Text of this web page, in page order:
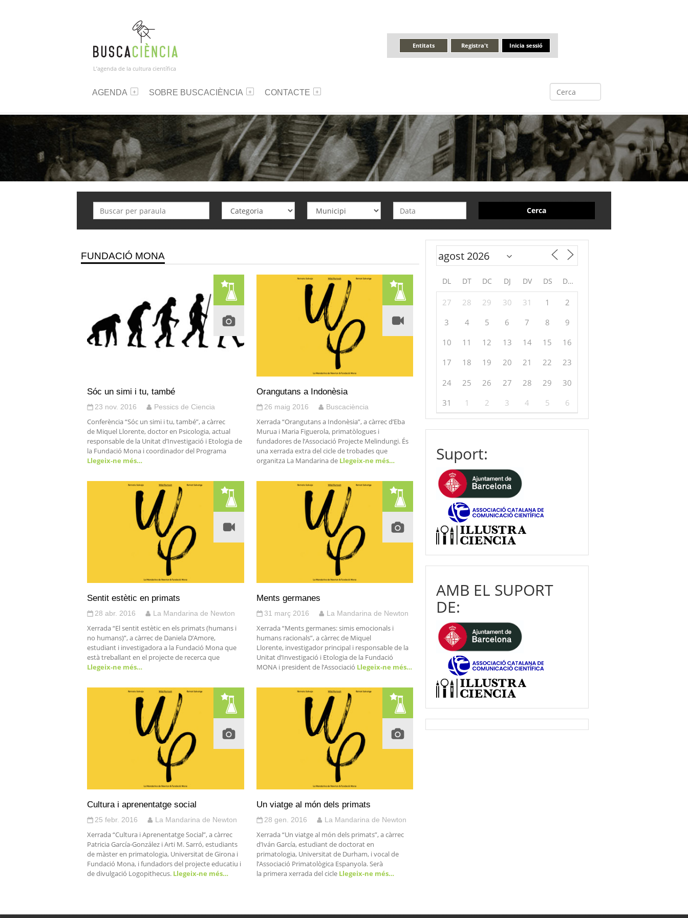
L’agenda de la cultura científica
Inicia sessió
Registra't
Entitats
AGENDA SOBRE BUSCACIÈNCIA CONTACTE
Cerca
FUNDACIÓ MONA
Sóc un simi i tu, també
23 nov. 2016 Pessics de Ciencia
Conferència “Sóc un simi i tu, també”, a càrrec
de Miquel Llorente, doctor en Psicologia, actual
responsable de la Unitat d’Investigació i Etologia de
la Fundació Mona i coordinador del Programa
Llegeix-ne més…
Orangutans a Indonèsia
26 maig 2016 Buscaciència
Xerrada “Orangutans a Indonèsia”, a càrrec d’Eba
Murua i Maria Figuerola, primatòlogues i
fundadores de l’Associació Projecte Melindungi. És
una xerrada extra del cicle de trobades que
organitza La Mandarina deLlegeix-ne més…
Sentit estètic en primats
28 abr. 2016 La Mandarina de Newton
Xerrada “El sentit estètic en els primats (humans i
no humans)”, a càrrec de Daniela D’Amore,
estudiant i investigadora a la Fundació Mona que
està treballant en el projecte de recerca que
Llegeix-ne més…
Ments germanes
31 març 2016 La Mandarina de Newton
Xerrada “Ments germanes: simis emocionals i
humans racionals”, a càrrec de Miquel
Llorente, investigador principal i responsable de la
Unitat d’Investigació i Etologia de la Fundació
MONA i president de l’Associació Llegeix-ne més…
Cultura i aprenentatge social
25 febr. 2016 La Mandarina de Newton
Xerrada “Cultura i Aprenentatge Social”, a càrrec
Patricia García-González i Arti M. Sarró, estudiants
de màster en primatologia, Universitat de Girona i
Fundació Mona, i fundadors del projecte educatiu i
de divulgació Logopithecus. Llegeix-ne més…
Un viatge al món dels primats
28 gen. 2016 La Mandarina de Newton
Xerrada “Un viatge al món dels primats”, a càrrec
d’Iván García, estudiant de doctorat en
primatologia, Universitat de Durham, i vocal de
l’Associació Primatològica Espanyola. Serà
la primera xerrada del cicleLlegeix-ne més…
DL DT DC DJ DV DS DG
27 28 29 30 31 1
2
3
4 5 6 7 8
9
10
11 12 13 14 15
16
17
18 19 20 21 22
23
24
25 26 27 28 29
30
31
1 2 3 4 5 6
Suport:
AMB EL SUPORT
DE: